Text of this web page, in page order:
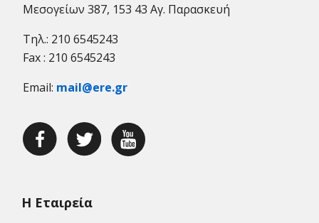
Μεσογείων 387, 153 43 Αγ. Παρασκευή
Τηλ.: 210 6545243
Fax : 210 6545243
Email: mail@ere.gr
Η Εταιρεία